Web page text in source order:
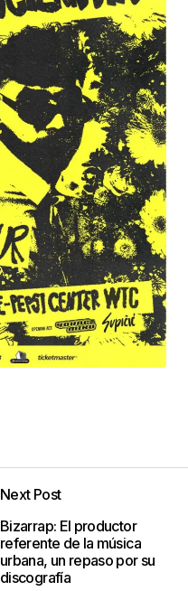
Next Post
Bizarrap: El productor
referente de la música
urbana, un repaso por su
discografía